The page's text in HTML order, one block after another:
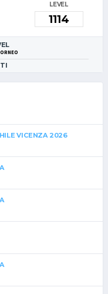
LEVEL
VICENZA 2026